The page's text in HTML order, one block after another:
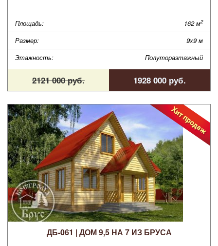
Площадь: 162 м2
Размер:
9х9 м
Этажность:
Полутораэтажный
2121 000 руб. 1928 000 руб.
ДБ-061 | ДОМ 9,5 НА 7 ИЗ БРУСА